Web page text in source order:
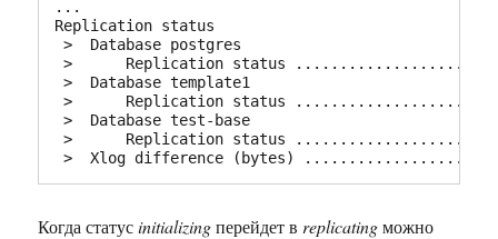
...
Replication status
>  Database postgres
>      Replication status
>  Database template1
>      Replication status
>  Database test-base
>      Replication status
Когда статусinitializingперейдет в replicatingможно